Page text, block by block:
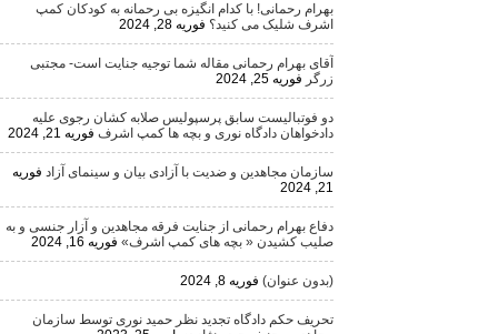
بهرام رحمانی! با کدام انگیزه بی رحمانه به کودکان کمپ
اشرف شلیک می کنید؟ فوریه 28, 2024
آقای بهرام رحمانی مقاله شما توجیه جنایت است- مجتبی
فوریه 25, 2024
دو فوتبالیست سابق پرسپولیس صلابه کشان رجوی علیه
دادخواهان دادگاه نوری و بچه ها کمپ اشرف فوریه 21, 2024
سازمان مجاهدین و ضدیت با آزادی بیان و سینمای آزاد فوریه
دفاع بهرام رحمانی از جنایت فرقه مجاهدین و آزار جنسی و به
صلیب کشیدن « بچه های کمپ اشرف» فوریه 16, 2024
(بدون عنوان) فوریه 8, 2024
تحریف حکم دادگاه تجدید نظر حمید نوری توسط سازمان